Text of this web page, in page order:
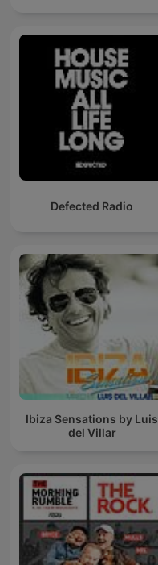
Defected Radio
Ibiza Sensations by Luis
del Villar